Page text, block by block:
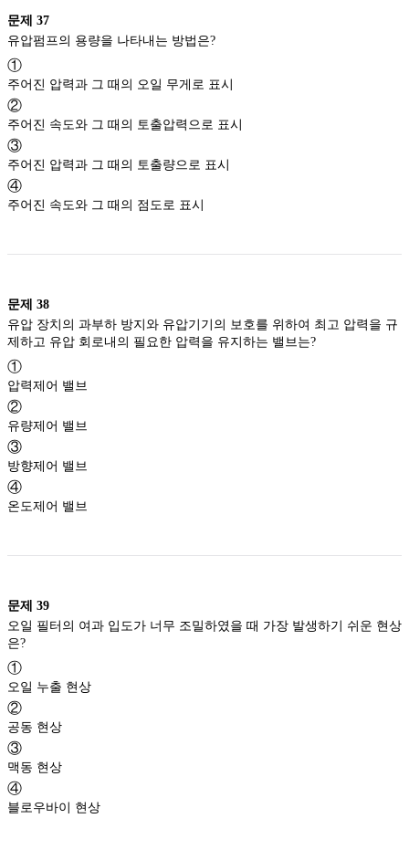
문제 37
유압펌프의 용량을 나타내는 방법은?
①
주어진 압력과 그 때의 오일 무게로 표시
②
주어진 속도와 그 때의 토출압력으로 표시
③
주어진 압력과 그 때의 토출량으로 표시
④
주어진 속도와 그 때의 점도로 표시
문제 38
유압 장치의 과부하 방지와 유압기기의 보호를 위하여 최고 압력을 규
제하고 유압 회로내의 필요한 압력을 유지하는 밸브는?
①
압력제어 밸브
②
유량제어 밸브
③
방향제어 밸브
④
온도제어 밸브
문제 39
오일 필터의 여과 입도가 너무 조밀하였을 때 가장 발생하기 쉬운 현상
은?
①
오일 누출 현상
②
공동 현상
③
맥동 현상
④
블로우바이 현상